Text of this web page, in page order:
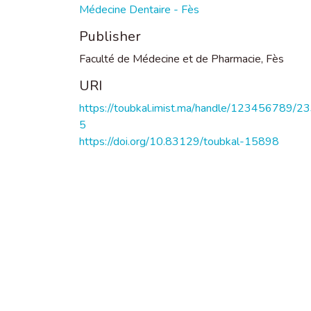
Médecine Dentaire - Fès
Publisher
Faculté de Médecine et de Pharmacie, Fès
URI
https://toubkal.imist.ma/handle/123456789/
5
https://doi.org/10.83129/toubkal-15898